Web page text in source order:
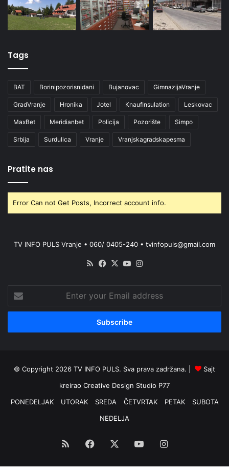
Tags
BAT Borinipozorisnidani Bujanovac GimnazijaVranje
GradVranje Hronika Jotel KnaufInsulation Leskovac
MaxBet Meridianbet Policija Pozorište Simpo
Srbija Surdulica Vranje Vranjskagradskapesma
Pratite nas
Error Can not Get Posts, Incorrect account info.
TV INFO PULS Vranje • 060/ 0405-240 • tvinfopuls@gmail.com
RSS Facebook
X YouTube
your
Email
© Copyright 2026 TV INFO PULS. Sva prava zadržana. |
Sajt
kreirao Creative Design Studio P77
PONEDELJAK
UTORAK SREDA ČETVRTAK PETAK
SUBOTA
NEDELJA
RSS Facebook YouTubeInstagram